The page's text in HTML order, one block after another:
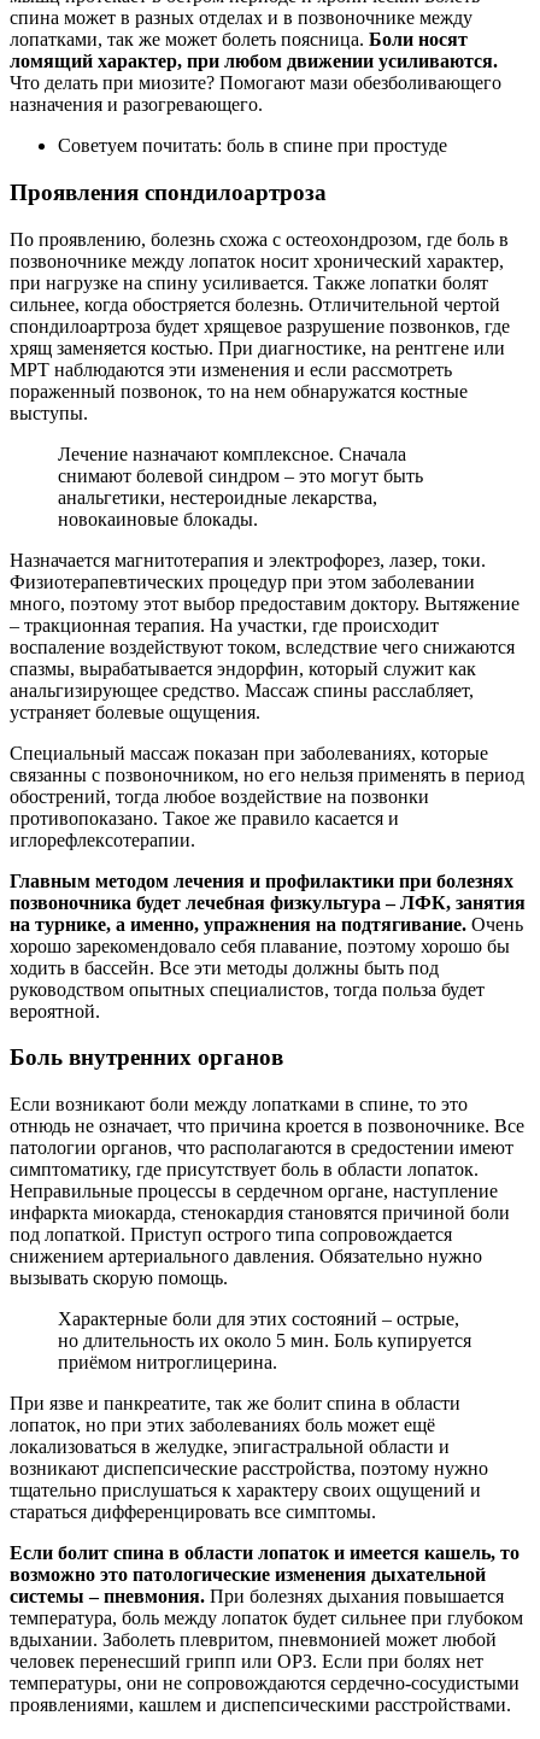
спина может в разных отделах и в позвоночнике между
лопатками, так же может болеть поясница. Боли носят
ломящий характер, при любом движении усиливаются.
Что делать при миозите? Помогают мази обезболивающего
назначения и разогревающего.
Советуем почитать: боль в спине при простуде
Проявления спондилоартроза
По проявлению, болезнь схожа с остеохондрозом, где боль в
позвоночнике между лопаток носит хронический характер,
при нагрузке на спину усиливается. Также лопатки болят
сильнее, когда обостряется болезнь. Отличительной чертой
спондилоартроза будет хрящевое разрушение позвонков, где
хрящ заменяется костью. При диагностике, на рентгене или
МРТ наблюдаются эти изменения и если рассмотреть
пораженный позвонок, то на нем обнаружатся костные
выступы.
Лечение назначают комплексное. Сначала
снимают болевой синдром – это могут быть
анальгетики, нестероидные лекарства,
новокаиновые блокады.
Назначается магнитотерапия и электрофорез, лазер, токи.
Физиотерапевтических процедур при этом заболевании
много, поэтому этот выбор предоставим доктору. Вытяжение
– тракционная терапия. На участки, где происходит
воспаление воздействуют током, вследствие чего снижаются
спазмы, вырабатывается эндорфин, который служит как
анальгизирующее средство. Массаж спины расслабляет,
устраняет болевые ощущения.
Специальный массаж показан при заболеваниях, которые
связанны с позвоночником, но его нельзя применять в период
обострений, тогда любое воздействие на позвонки
противопоказано. Такое же правило касается и
иглорефлексотерапии.
Главным методом лечения и профилактики при болезнях
позвоночника будет лечебная физкультура – ЛФК, занятия
на турнике, а именно, упражнения на подтягивание. Очень
хорошо зарекомендовало себя плавание, поэтому хорошо бы
ходить в бассейн. Все эти методы должны быть под
руководством опытных специалистов, тогда польза будет
вероятной.
Боль внутренних органов
Если возникают боли между лопатками в спине, то это
отнюдь не означает, что причина кроется в позвоночнике. Все
патологии органов, что располагаются в средостении имеют
симптоматику, где присутствует боль в области лопаток.
Неправильные процессы в сердечном органе, наступление
инфаркта миокарда, стенокардия становятся причиной боли
под лопаткой. Приступ острого типа сопровождается
снижением артериального давления. Обязательно нужно
вызывать скорую помощь.
Характерные боли для этих состояний – острые,
но длительность их около 5 мин. Боль купируется
приёмом нитроглицерина.
При язве и панкреатите, так же болит спина в области
лопаток, но при этих заболеваниях боль может ещё
локализоваться в желудке, эпигастральной области и
возникают диспепсические расстройства, поэтому нужно
тщательно прислушаться к характеру своих ощущений и
стараться дифференцировать все симптомы.
Если болит спина в области лопаток и имеется кашель, то
возможно это патологические изменения дыхательной
системы – пневмония. При болезнях дыхания повышается
температура, боль между лопаток будет сильнее при глубоком
вдыхании. Заболеть плевритом, пневмонией может любой
человек перенесший грипп или ОРЗ. Если при болях нет
температуры, они не сопровождаются сердечно-сосудистыми
проявлениями, кашлем и диспепсическими расстройствами.